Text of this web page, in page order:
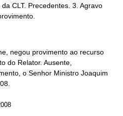
negou provimento ao recurso
do Relator. Ausente,
o Senhor Ministro Joaquim